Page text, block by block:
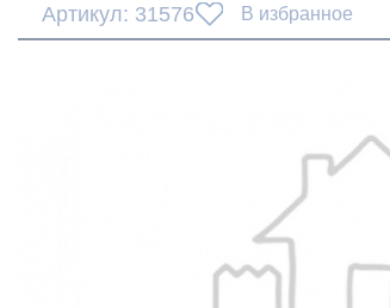
Артикул: 31576 В избранное